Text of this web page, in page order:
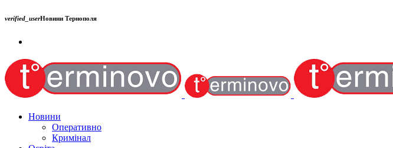
verified_userНовини Тернополя
Новини
Оперативно
Кримінал